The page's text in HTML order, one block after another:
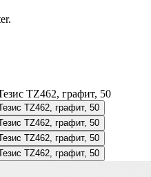
TZ462, графит, 50